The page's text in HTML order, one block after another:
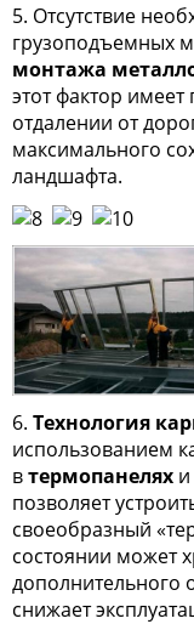
5. Отсутствие
грузоподъемных
монтажа
этот фактор имеет
отдалении от
максимального
ландшафта.
6. Технология
использованием
втермопанелях
позволяет
своеобразный
состоянии может
дополнительного
снижает